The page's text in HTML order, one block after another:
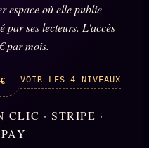
espace où elle publie
par ses lecteurs. L'accès
par mois.
VOIR LES 4 NIVEAUX
· STRIPE ·